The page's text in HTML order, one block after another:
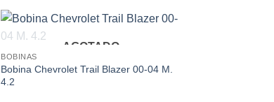
AGOTADO
BOBINAS
Bobina Chevrolet Trail Blazer 00-04 M.
4.2